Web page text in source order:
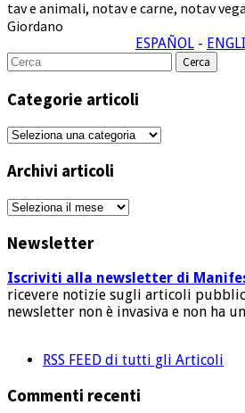
tav e animali, notav e carne, notav
Giordano
ESPAÑOL -
Cerca
per:
Categorie articoli
Categorie
Archivi articoli
Archivi
Newsletter
Iscriviti alla newsletter di
ricevere notizie sugli articoli
newsletter non è invasiva e non ha
RSS FEED di tutti gli Articoli
Commenti recenti